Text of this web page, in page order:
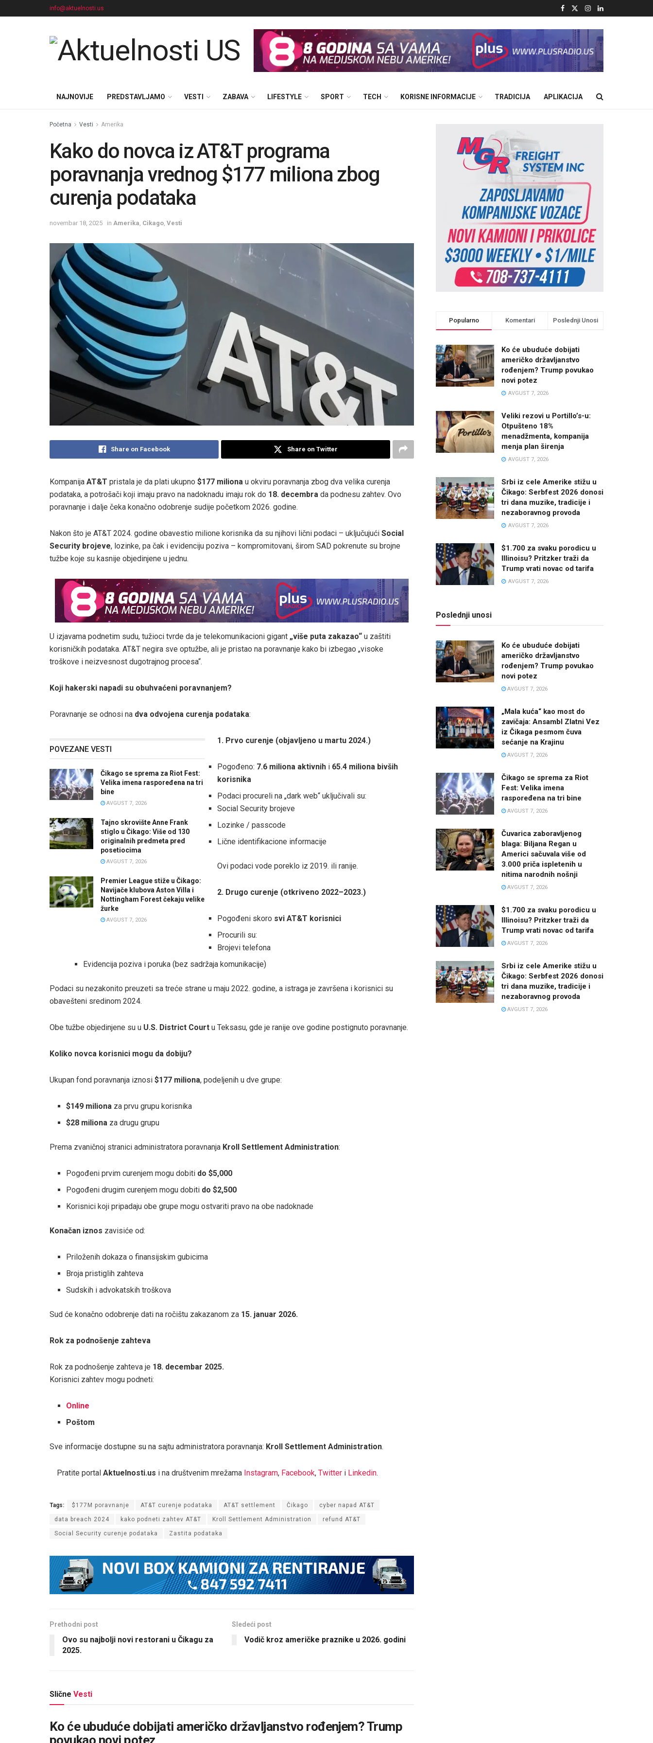
info@aktuelnosti.us
NAJNOVIJE PREDSTAVLJAMO VESTI ZABAVA LIFESTYLE SPORT TECH KORISNE INFORMACIJE TRADICIJA APLIKACIJA
Početna Vesti Amerika
Kako do novca iz AT&T programa
poravnanja vrednog $177 miliona zbog
curenja podataka
novembar 18, 2025 in Amerika Cikago Vesti
Share on Facebook Share on Twitter
Kompanija AT&T pristala je da plati ukupno $177 miliona u okviru poravnanja zbog dva velika curenja
podataka, a potrošači koji imaju pravo na nadoknadu imaju rok do 18. decembra da podnesu zahtev. Ovo
poravnanje i dalje čeka konačno odobrenje sudije početkom 2026. godine.
Nakon što je AT&T 2024. godine obavestio milione korisnika da su njihovi lični podaci – uključujući Social
Security brojeve, lozinke, pa čak i evidenciju poziva – kompromitovani, širom SAD pokrenute su brojne
tužbe koje su kasnije objedinjene u jednu.
U izjavama podnetim sudu, tužioci tvrde da je telekomunikacioni gigant „više puta zakazao“ u zaštiti
korisničkih podataka. AT&T negira sve optužbe, ali je pristao na poravnanje kako bi izbegao „visoke
troškove i neizvesnost dugotrajnog procesa“.
Koji hakerski napadi su obuhvaćeni poravnanjem?
Poravnanje se odnosi na dva odvojena curenja podataka:
POVEZANE VESTI
Čikago se sprema za Riot Fest:
Velika imena raspoređena na tri
bine
AVGUST 7, 2026
Tajno skrovište Anne Frank
stiglo u Čikago: Više od 130
originalnih predmeta pred
posetiocima
AVGUST 7, 2026
Premier League stiže u Čikago:
Navijače klubova Aston Villa i
Nottingham Forest čekaju velike
žurke
AVGUST 7, 2026
1. Prvo curenje (objavljeno u martu 2024.)
Pogođeno: 7.6 miliona aktivnih i 65.4 miliona bivših
korisnika
Podaci procureli na „dark web“ uključivali su:
Social Security brojeve
Lozinke / passcode
Lične identifikacione informacije
Ovi podaci vode poreklo iz 2019. ili ranije.
2. Drugo curenje (otkriveno 2022–2023.)
Pogođeni skoro svi AT&T korisnici
Procurili su:
Brojevi telefona
Evidencija poziva i poruka (bez sadržaja komunikacije)
Podaci su nezakonito preuzeti sa treće strane u maju 2022. godine, a istraga je završena i korisnici su
obavešteni sredinom 2024.
Obe tužbe objedinjene su u U.S. District Court u Teksasu, gde je ranije ove godine postignuto poravnanje.
Koliko novca korisnici mogu da dobiju?
Ukupan fond poravnanja iznosi $177 miliona, podeljenih u dve grupe:
$149 miliona za prvu grupu korisnika
$28 miliona za drugu grupu
Prema zvaničnoj stranici administratora poravnanja Kroll Settlement Administration:
Pogođeni prvim curenjem mogu dobiti do $5,000
Pogođeni drugim curenjem mogu dobiti do $2,500
Korisnici koji pripadaju obe grupe mogu ostvariti pravo na obe nadoknade
Konačan iznos zavisiće od:
Priloženih dokaza o finansijskim gubicima
Broja pristiglih zahteva
Sudskih i advokatskih troškova
Sud će konačno odobrenje dati na ročištu zakazanom za 15. januar 2026.
Rok za podnošenje zahteva
Rok za podnošenje zahteva je 18. decembar 2025.
Korisnici zahtev mogu podneti:
Online
Poštom
Sve informacije dostupne su na sajtu administratora poravnanja: Kroll Settlement Administration.
Pratite portal Aktuelnosti.us i na društvenim mrežama Instagram, Facebook, Twitter i Linkedin.
Tags: $177M poravnanje AT&T curenje podataka AT&T settlement Čikago cyber napad AT&T
data breach 2024 kako podneti zahtev AT&T Kroll Settlement Administration refund AT&T
Social Security curenje podataka Zastita podataka
Prethodni post
Ovo su najbolji novi restorani u Čikagu za
2025.
Sledeći post
Vodič kroz američke praznike u 2026. godini
Slične Vesti
Ko će ubuduće dobijati američko državljanstvo rođenjem? Trump
povukao novi potez
Popularno Komentari Poslednji Unosi
Ko će ubuduće dobijati
američko državljanstvo
rođenjem? Trump povukao
novi potez
AVGUST 7, 2026
Veliki rezovi u Portillo’s-u:
Otpušteno 18%
menadžmenta, kompanija
menja plan širenja
AVGUST 7, 2026
Srbi iz cele Amerike stižu u
Čikago: Serbfest 2026 donosi
tri dana muzike, tradicije i
nezaboravnog provoda
AVGUST 7, 2026
$1.700 za svaku porodicu u
Illinoisu? Pritzker traži da
Trump vrati novac od tarifa
AVGUST 7, 2026
Poslednji unosi
Ko će ubuduće dobijati
američko državljanstvo
rođenjem? Trump povukao
novi potez
AVGUST 7, 2026
„Mala kuća“ kao most do
zavičaja: Ansambl Zlatni Vez
iz Čikaga pesmom čuva
sećanje na Krajinu
AVGUST 7, 2026
Čikago se sprema za Riot
Fest: Velika imena
raspoređena na tri bine
AVGUST 7, 2026
Čuvarica zaboravljenog
blaga: Biljana Regan u
Americi sačuvala više od
3.000 priča ispletenih u
nitima narodnih nošnji
AVGUST 7, 2026
$1.700 za svaku porodicu u
Illinoisu? Pritzker traži da
Trump vrati novac od tarifa
AVGUST 7, 2026
Srbi iz cele Amerike stižu u
Čikago: Serbfest 2026 donosi
tri dana muzike, tradicije i
nezaboravnog provoda
AVGUST 7, 2026